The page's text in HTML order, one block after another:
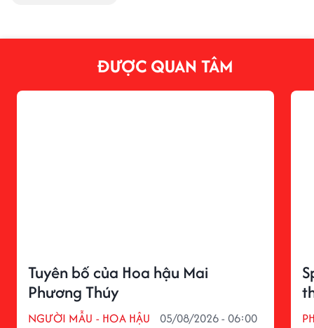
ĐƯỢC QUAN TÂM
Tuyên bố của Hoa hậu Mai
Phương Thúy
NGƯỜI MẪU - HOA HẬU 05/08/2026 - 06:00